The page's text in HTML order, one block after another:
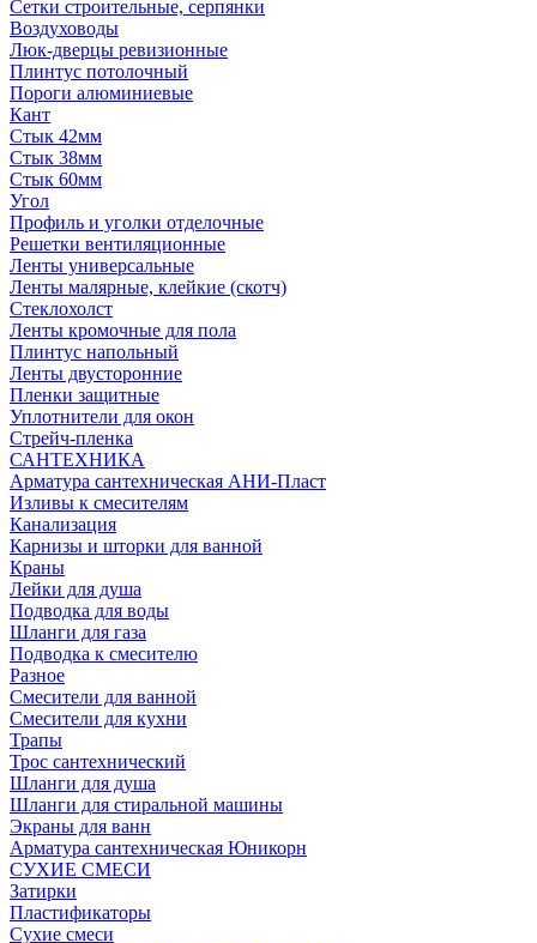
Сетки строительные, серпянки
Воздуховоды
Люк-дверцы ревизионные
Плинтус потолочный
Пороги алюминиевые
Кант
Стык 42мм
Стык 38мм
Стык 60мм
Угол
Профиль и уголки отделочные
Решетки вентиляционные
Ленты универсальные
Ленты малярные, клейкие (скотч)
Стеклохолст
Ленты кромочные для пола
Плинтус напольный
Ленты двусторонние
Пленки защитные
Уплотнители для окон
Стрейч-пленка
САНТЕХНИКА
Арматура сантехническая АНИ-Пласт
Изливы к смесителям
Канализация
Карнизы и шторки для ванной
Краны
Лейки для душа
Подводка для воды
Шланги для газа
Подводка к смесителю
Разное
Смесители для ванной
Смесители для кухни
Трапы
Трос сантехнический
Шланги для душа
Шланги для стиральной машины
Экраны для ванн
Арматура сантехническая Юникорн
СУХИЕ СМЕСИ
Затирки
Пластификаторы
Сухие смеси